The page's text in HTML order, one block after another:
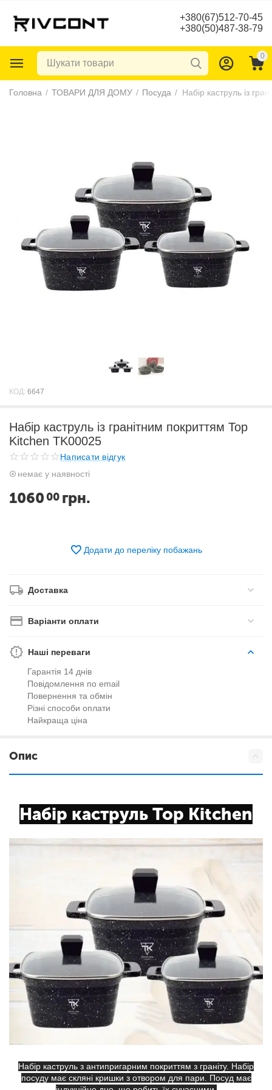
+380(67)512-70-45
+380(50)487-38-79
0
Головна / ТОВАРИ ДЛЯ ДОМУ / Посуда /
КОД: 6647
Набір каструль із гранітним покриттям Top
Kitchen TK00025
Написати відгук
немає у наявності
1060 00 грн.
Додати до переліку побажань
Доставка
Варіанти оплати
Наші переваги
Гарантія 14 днів
Повідомлення по email
Повернення та обмін
Різні способи оплати
Найкраща ціна
Опис
Набір каструль Top Kitchen
Набір каструль з антипригарним покриттям з граніту. Набір
посуду має скляні кришки з отвором для пари. Посуд має